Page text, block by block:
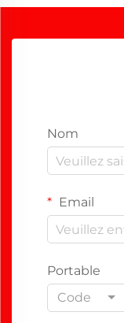
Nom
Email
Portable
Code